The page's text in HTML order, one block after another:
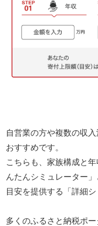
自営業の方や複数の収
おすすめです。
こちらも、家族構成と
んたんシミュレーター
目安を提供する「詳細
多くのふるさと納税ポ